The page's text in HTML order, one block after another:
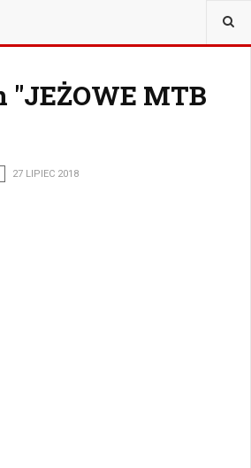
"JEŻOWE MTB
27 LIPIEC 2018